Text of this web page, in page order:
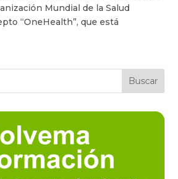
Mundial de la Salud
“OneHealth”, que está